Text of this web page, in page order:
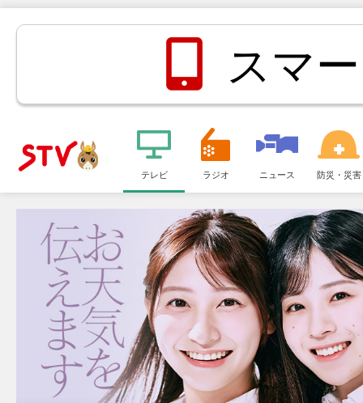
ＳＴＶ札
幌テレビ
スマ
メ
ュ
テレビ ラジオ ニュース 防災・災害